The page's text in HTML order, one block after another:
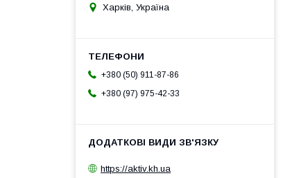
Харків, Україна
+380 (50) 911-87-86
+380 (97) 975-42-33
https://aktiv.kh.ua